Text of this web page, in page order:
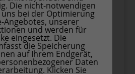
im Set –
Die nicht-notwendigen
uns bei der Optimierung
Angebotes, unserer
und werden für
eingesetzt. Die
die Speicherung
auf Ihrem Endgerät,
Daten
Klicken Sie